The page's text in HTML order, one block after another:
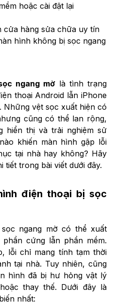
hoặc cài đặt lại
cửa hàng sửa chữa uy tín
hình không bị sọc ngang
ngang mờ là tình trạng
thoại Android lẫn iPhone
Những vệt sọc xuất hiện có
cũng có thể lan rộng,
hiển thị và trải nghiệm sử
khiến màn hình gặp lỗi
tại nhà hay không? Hãy
tiết trong bài viết dưới đây.
điện thoại bị sọc
ngang mờ có thể xuất
cứng lẫn phần mềm.
lỗi chỉ mang tính tạm thời
tại nhà. Tuy nhiên, cũng
hình đã bị hư hỏng vật lý
thay thế. Dưới đây là
nhất: